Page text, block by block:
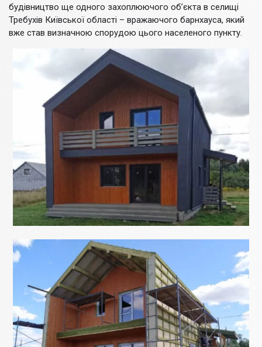
будівництво ще одного захоплюючого об’єкта в селищі
Требухів Київської області – вражаючого барнхауса, який
вже став визначною спорудою цього населеного пункту.